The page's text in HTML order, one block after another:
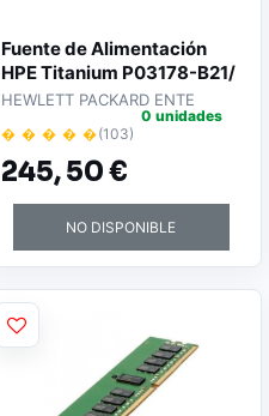
Fuente de Alimentación
HPE Titanium P03178-B21/
1000W
HEWLETT PACKARD ENTE
� � � � �(103)
245,50 €
0 unidades
NO DISPONIBLE